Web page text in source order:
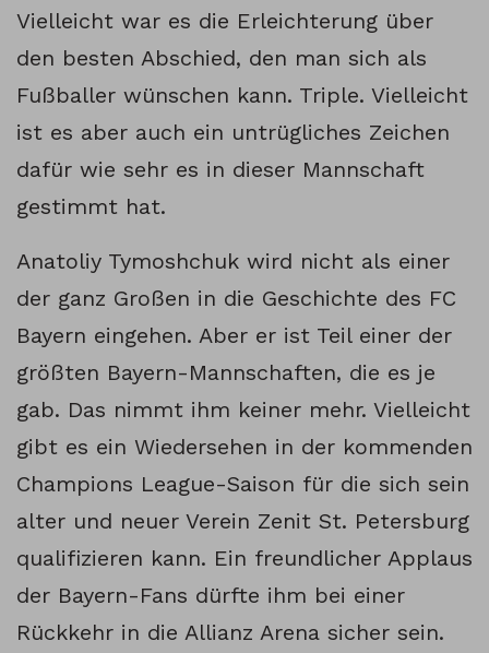
Vielleicht war es die Erleichterung über
den besten Abschied, den man sich als
Fußballer wünschen kann. Triple. Vielleicht
ist es aber auch ein untrügliches Zeichen
dafür wie sehr es in dieser Mannschaft
gestimmt hat.
Anatoliy Tymoshchuk wird nicht als einer
der ganz Großen in die Geschichte des FC
Bayern eingehen. Aber er ist Teil einer der
größten Bayern-Mannschaften, die es je
gab. Das nimmt ihm keiner mehr. Vielleicht
gibt es ein Wiedersehen in der kommenden
Champions League-Saison für die sich sein
alter und neuer Verein Zenit St. Petersburg
qualifizieren kann. Ein freundlicher Applaus
der Bayern-Fans dürfte ihm bei einer
Rückkehr in die Allianz Arena sicher sein.